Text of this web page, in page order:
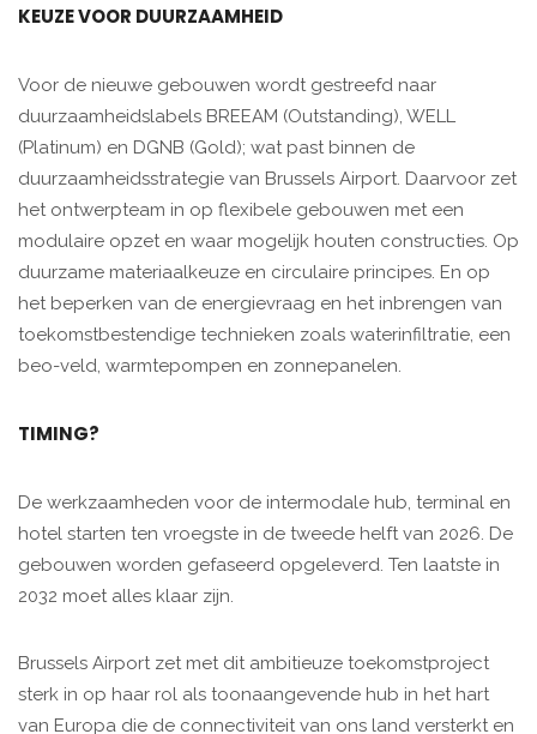
KEUZE VOOR DUURZAAMHEID
Voor de nieuwe gebouwen wordt gestreefd naar
duurzaamheidslabels BREEAM (Outstanding), WELL
(Platinum) en DGNB (Gold); wat past binnen de
duurzaamheidsstrategie van Brussels Airport. Daarvoor zet
het ontwerpteam in op flexibele gebouwen met een
modulaire opzet en waar mogelijk houten constructies. Op
duurzame materiaalkeuze en circulaire principes. En op
het beperken van de energievraag en het inbrengen van
toekomstbestendige technieken zoals waterinfiltratie, een
beo-veld, warmtepompen en zonnepanelen.
TIMING?
De werkzaamheden voor de intermodale hub, terminal en
hotel starten ten vroegste in de tweede helft van 2026. De
gebouwen worden gefaseerd opgeleverd. Ten laatste in
2032 moet alles klaar zijn.
Brussels Airport zet met dit ambitieuze toekomstproject
sterk in op haar rol als toonaangevende hub in het hart
van Europa die de connectiviteit van ons land versterkt en